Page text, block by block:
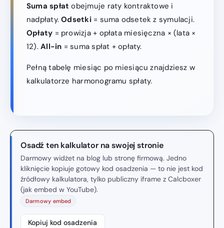
Suma spłat obejmuje raty kontraktowe i
nadpłaty.Odsetki= suma odsetek z symulacji.
Opłaty = prowizja + opłata miesięczna × (lata ×
12).All-in = suma spłat + opłaty.
Pełną tabelę miesiąc po miesiącu znajdziesz w
kalkulatorze harmonogramu spłaty.
Osadź ten kalkulator na swojej stronie
Darmowy widżet na blog lub stronę firmową. Jedno
kliknięcie kopiuje gotowy kod osadzenia — to nie jest kod
źródłowy kalkulatora, tylko publiczny iframe z Calcboxer
(jak embed w YouTube).
Darmowy embed
Kopiuj kod osadzenia